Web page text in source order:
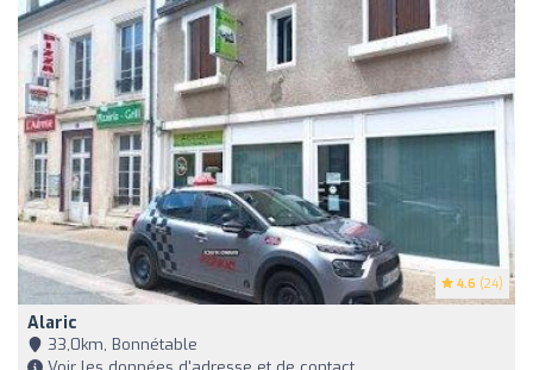
4.6 (24)
Alaric
33,0km, Bonnétable